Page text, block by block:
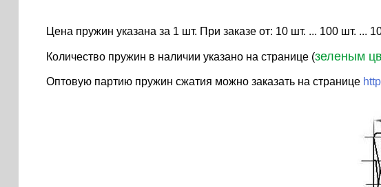
Цена пружин указана за 1 шт. При заказе от: 10 шт. ... 100 шт. ...
Количество пружин в наличии указано на странице (зеленым
Оптовую партию пружин сжатия можно заказать на странице